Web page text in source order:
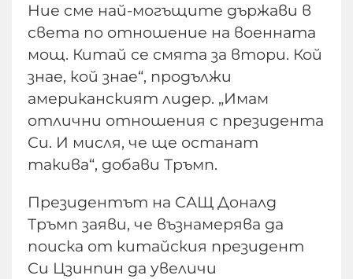
Ние сме най-могъщите държави в
света по отношение на военната
мощ. Китай се смята за втори. Кой
знае, кой знае“, продължи
американският лидер. „Имам
отлични отношения с президента
Си. И мисля, че ще останат
такива“, добави Тръмп.
Президентът на САЩ Доналд
Тръмп заяви, че възнамерява да
поиска от китайския президент
Си Цзинпин да увеличи